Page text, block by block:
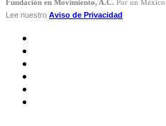
Fundación en Movimiento, A.C. Por un
Lee nuestro Aviso de Privacidad